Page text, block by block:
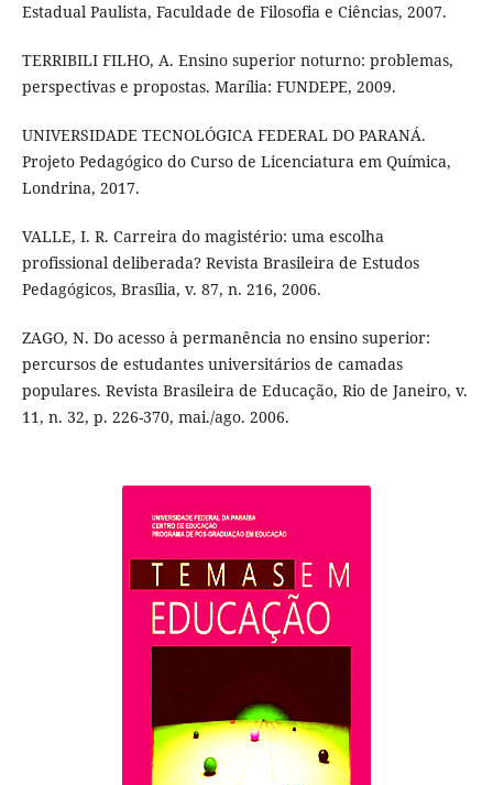
Estadual Paulista, Faculdade de Filosofia e Ciências, 2007.
TERRIBILI FILHO, A. Ensino superior noturno: problemas,
perspectivas e propostas. Marília: FUNDEPE, 2009.
UNIVERSIDADE TECNOLÓGICA FEDERAL DO PARANÁ.
Projeto Pedagógico do Curso de Licenciatura em Química,
Londrina, 2017.
VALLE, I. R. Carreira do magistério: uma escolha
profissional deliberada? Revista Brasileira de Estudos
Pedagógicos, Brasília, v. 87, n. 216, 2006.
ZAGO, N. Do acesso à permanência no ensino superior:
percursos de estudantes universitários de camadas
populares. Revista Brasileira de Educação, Rio de Janeiro, v.
11, n. 32, p. 226-370, mai./ago. 2006.